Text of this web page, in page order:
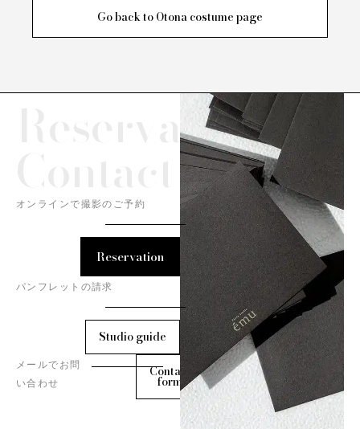
Go back to Otona costume page
Reservation/
オンラインで撮影のご予約
Reservation
パンフレットの請求
Studio guide
メールでお問
い合わせ
Contact
form